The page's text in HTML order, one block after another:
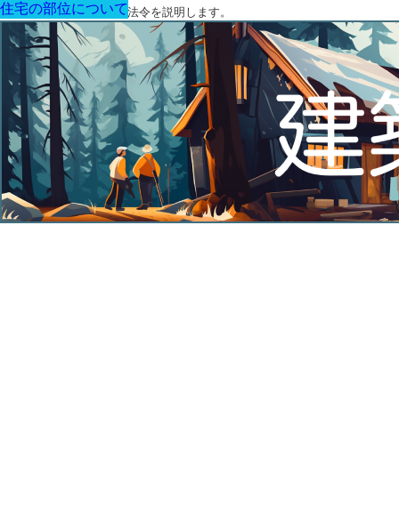
建築に関する用語と関連法令を説明します。
住宅の部位について
住宅の部位について
住宅の部位について
住宅の部位について
住宅の部位について
住宅の部位について
住宅の部位について